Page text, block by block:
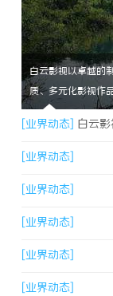
白云影视以卓越的
质、多元化影视作
[业界动态] 白云
锋力量
[业界动态]
[业界动态]
[业界动态]
[业界动态]
[业界动态]